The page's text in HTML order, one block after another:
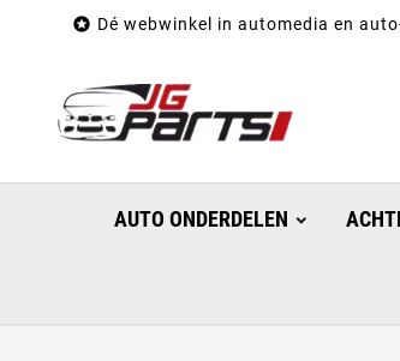
 Dé webwinkel in automedia en
AUTO ONDERDELEN